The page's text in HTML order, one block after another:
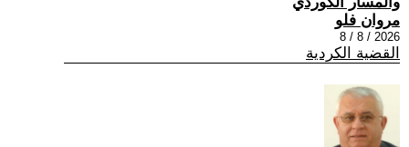
مروان فلو
2026 / 8 / 8
القضية الكردية